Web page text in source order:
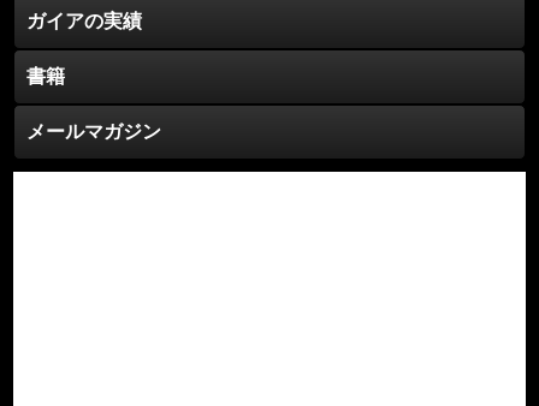
ガイアの実績
書籍
メールマガジン